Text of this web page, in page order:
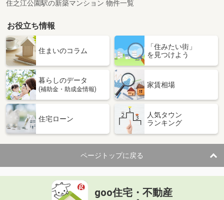
住之江公園駅の新築マンション 物件一覧
お役立ち情報
住まいのコラム
「住みたい街」
を見つけよう
暮らしのデータ
(補助金・助成金情報)
家賃相場
住宅ローン
人気タウン
ランキング
ページトップに戻る
goo住宅・不動産